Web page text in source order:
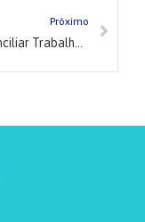
Próximo